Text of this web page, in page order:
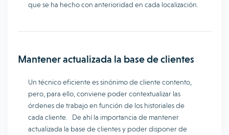
que se ha hecho con anterioridad en cada localización.
Mantener actualizada la base de clientes
Un técnico eficiente es sinónimo de cliente contento,
pero, para ello, conviene poder contextualizar las
órdenes de trabajo en función de los historiales de
cada cliente. De ahí la importancia de mantener
actualizada la base de clientes y poder disponer de